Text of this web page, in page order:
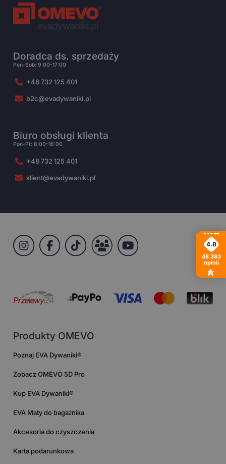
Doradca ds. sprzedaży
Pon-Sob: 9:00-17:00
+48 732 125 401
b2c@evadywaniki.pl
Biuro obsługi klienta
Pon-Pt: 8:00-16:00
+48 732 125 401
klient@evadywaniki.pl
Produkty OMEVO
Poznaj EVA Dywaniki®
Zobacz OMEVO 5D Pro
Kup EVA Dywaniki®
EVA Maty do bagażnika
Akcesoria do czyszczenia
Karta podarunkowa
4.8
48 383
opinii